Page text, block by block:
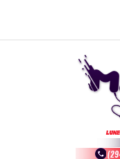
content